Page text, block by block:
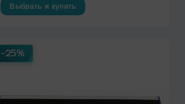
Выбрать и купить
имеет
несколько
можно
-25%